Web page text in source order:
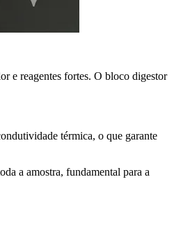
e reagentes fortes. O bloco digestor
térmica, o que garante
a amostra, fundamental para a